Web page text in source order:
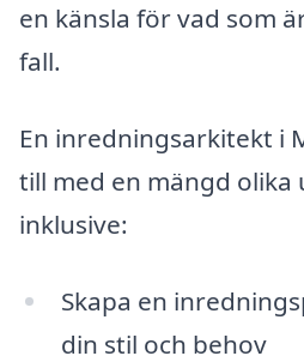
en känsla för vad som
fall.
En inredningsarkitekt i
till med en mängd olika
inklusive:
Skapa en
din stil och behov